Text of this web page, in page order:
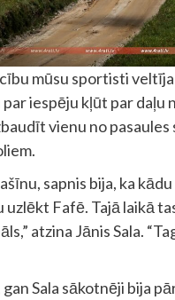
mūsu sportisti
iespēju kļūt par daļu
vienu no pasaules
sapnis bija, ka
Fafē. Tajā laikā
atzina Jānis Sala.
gan Sala sākotnēji bija